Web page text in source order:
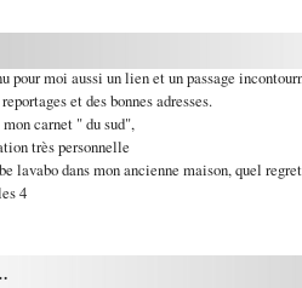
pour moi aussi un lien et un passage
et des bonnes adresses.
carnet " du sud",
très personnelle
lavabo dans mon ancienne maison, quel
4